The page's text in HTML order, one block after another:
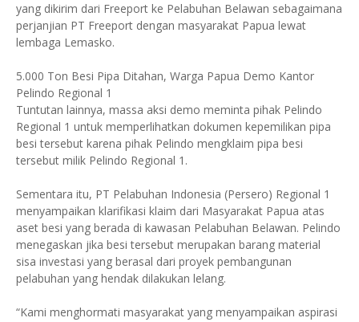
yang dikirim dari Freeport ke Pelabuhan Belawan sebagaimana
perjanjian PT Freeport dengan masyarakat Papua lewat
lembaga Lemasko.
5.000 Ton Besi Pipa Ditahan, Warga Papua Demo Kantor
Pelindo Regional 1
Tuntutan lainnya, massa aksi demo meminta pihak Pelindo
Regional 1 untuk memperlihatkan dokumen kepemilikan pipa
besi tersebut karena pihak Pelindo mengklaim pipa besi
tersebut milik Pelindo Regional 1.
Sementara itu, PT Pelabuhan Indonesia (Persero) Regional 1
menyampaikan klarifikasi klaim dari Masyarakat Papua atas
aset besi yang berada di kawasan Pelabuhan Belawan. Pelindo
menegaskan jika besi tersebut merupakan barang material
sisa investasi yang berasal dari proyek pembangunan
pelabuhan yang hendak dilakukan lelang.
“Kami menghormati masyarakat yang menyampaikan aspirasi